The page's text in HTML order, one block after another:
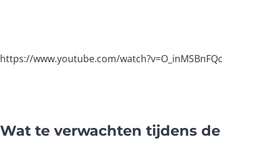
https://www.youtube.com/watch?v=O_inMSBnFQc
Wat te verwachten tijdens de